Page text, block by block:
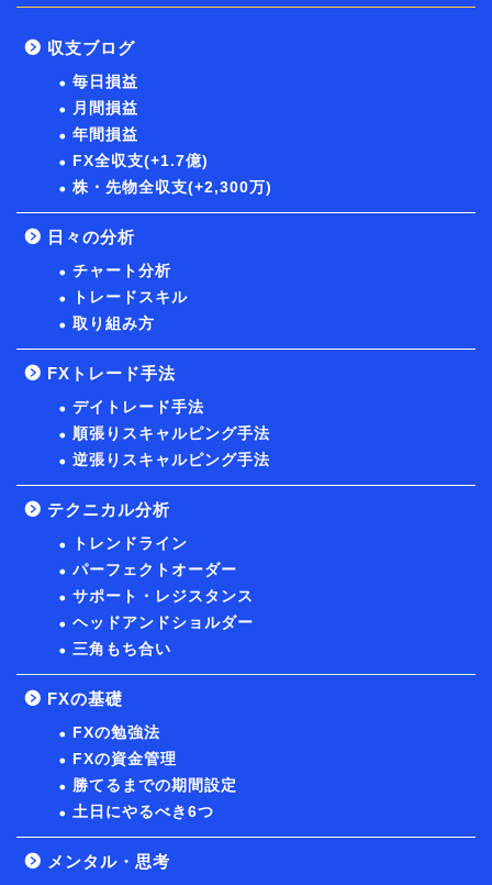
収支ブログ
毎日損益
月間損益
年間損益
FX全収支(+1.7億)
株・先物全収支(+2,300万)
日々の分析
チャート分析
トレードスキル
取り組み方
FXトレード手法
デイトレード手法
順張りスキャルピング手法
逆張りスキャルピング手法
テクニカル分析
トレンドライン
パーフェクトオーダー
サポート・レジスタンス
ヘッドアンドショルダー
三角もち合い
FXの基礎
FXの勉強法
FXの資金管理
勝てるまでの期間設定
土日にやるべき6つ
メンタル・思考